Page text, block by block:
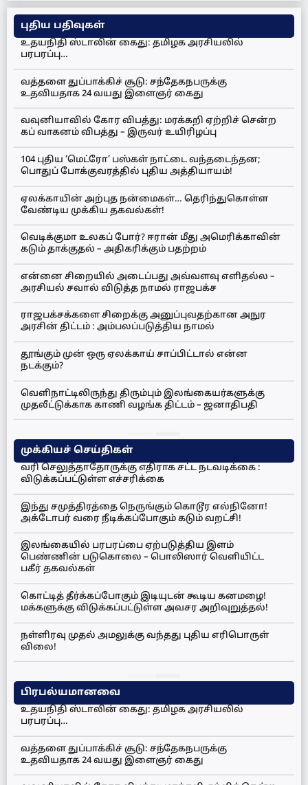
புதிய பதிவுகள்
உதயநிதி ஸ்டாலின் கைது: தமிழக அரசியலில்
பரபரப்பு…
வத்தளை துப்பாக்கிச் சூடு: சந்தேகநபருக்கு
உதவியதாக 24 வயது இளைஞர் கைது
வவுனியாவில் கோர விபத்து: மரக்கறி ஏற்றிச் சென்ற
கப் வாகனம் விபத்து – இருவர் உயிரிழப்பு
104 புதிய ‘மெட்ரோ’ பஸ்கள் நாட்டை வந்தடைந்தன;
பொதுப் போக்குவரத்தில் புதிய அத்தியாயம்!
ஏலக்காயின் அற்புத நன்மைகள்… தெரிந்துகொள்ள
வேண்டிய முக்கிய தகவல்கள்!
வெடிக்குமா உலகப் போர்? ஈரான் மீது அமெரிக்காவின்
கடும் தாக்குதல் – அதிகரிக்கும் பதற்றம்
என்னை சிறையில் அடைப்பது அவ்வளவு எளிதல்ல –
அரசியல் சவால் விடுத்த நாமல் ராஜபக்ச
ராஜபக்சக்களை சிறைக்கு அனுப்புவதற்கான அநுர
அரசின் திட்டம் : அம்பலப்படுத்திய நாமல்
தூங்கும் முன் ஒரு ஏலக்காய் சாப்பிட்டால் என்ன
நடக்கும்?
வெளிநாட்டிலிருந்து திரும்பும் இலங்கையர்களுக்கு
முதலீட்டுக்காக காணி வழங்க திட்டம் – ஜனாதிபதி
முக்கியச் செய்திகள்
வரி செலுத்தாதோருக்கு எதிராக சட்ட நடவடிக்கை :
விடுக்கப்பட்டுள்ள எச்சரிக்கை
இந்து சமுத்திரத்தை நெருங்கும் கொடூர எல்நினோ!
அக்டோபர் வரை நீடிக்கப்போகும் கடும் வறட்சி!
இலங்கையில் பரபரப்பை ஏற்படுத்திய இளம்
பெண்ணின் படுகொலை – பொலிஸார் வெளியிட்ட
பகீர் தகவல்கள்
கொட்டித் தீர்க்கப்போகும் இடியுடன் கூடிய கனமழை!
மக்களுக்கு விடுக்கப்பட்டுள்ள அவசர அறிவுறுத்தல்!
நள்ளிரவு முதல் அமலுக்கு வந்தது புதிய எரிபொருள்
விலை!
பிரபல்யமானவை
உதயநிதி ஸ்டாலின் கைது: தமிழக அரசியலில்
பரபரப்பு…
வத்தளை துப்பாக்கிச் சூடு: சந்தேகநபருக்கு
உதவியதாக 24 வயது இளைஞர் கைது